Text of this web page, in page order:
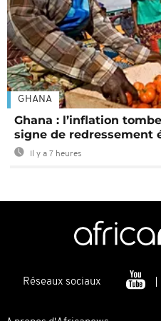
GHANA
Ghana : l’inflation
signe de redressement
Il y a 7 heures
Réseaux sociaux